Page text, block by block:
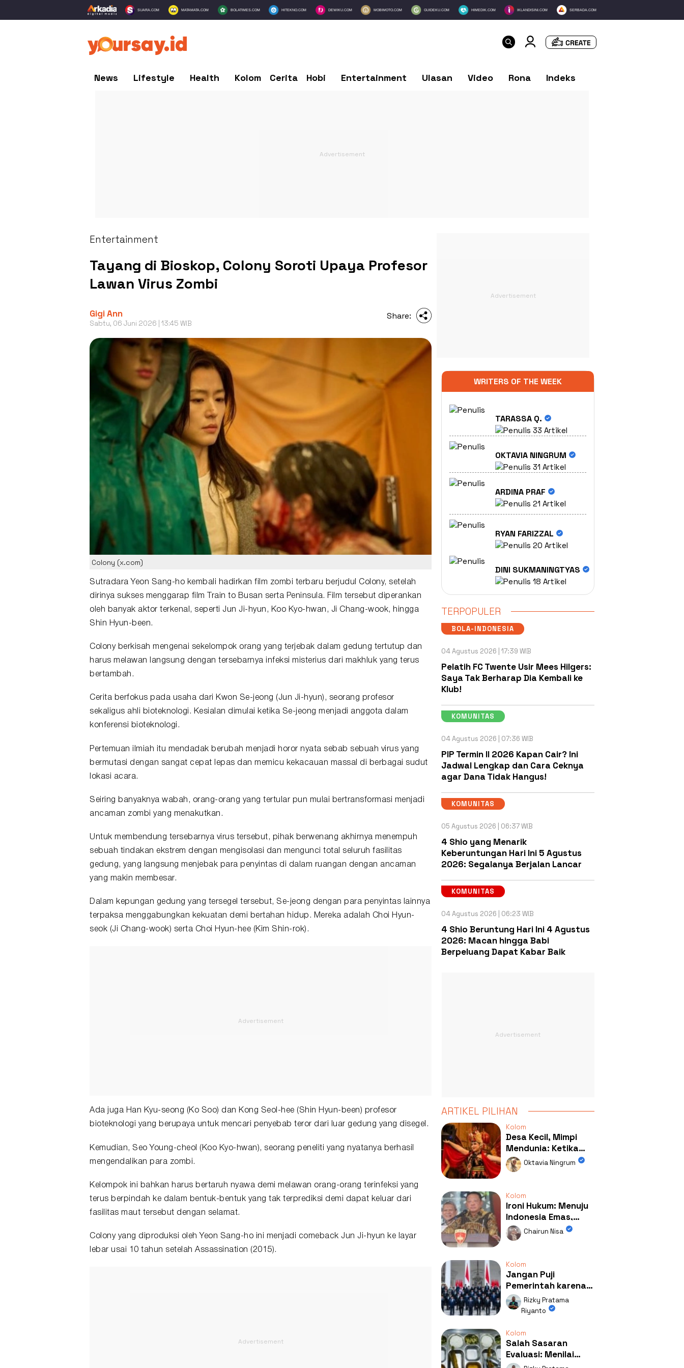
SUARA.COM MATAMATA.COM BOLATIMES.COM HITEKNO.COM DEWIKU.COM MOBIMOTO.COM GUIDEKU.COM HIMEDIK.COM IKLANDISINI.COM SERBADA.COM
News Lifestyle Health Kolom Cerita Hobi Entertainment Ulasan Video Rona Indeks
Entertainment
Tayang di Bioskop, Colony Soroti Upaya Profesor
Lawan Virus Zombi
Gigi Ann
Sabtu, 06 Juni 2026 | 13:45 WIB
Share:
Colony (x.com)
Sutradara Yeon Sang-ho kembali hadirkan film zombi terbaru berjudul Colony, setelah
dirinya sukses menggarap film Train to Busan serta Peninsula. Film tersebut diperankan
oleh banyak aktor terkenal, seperti Jun Ji-hyun, Koo Kyo-hwan, Ji Chang-wook, hingga
Shin Hyun-been.
Colony berkisah mengenai sekelompok orang yang terjebak dalam gedung tertutup dan
harus melawan langsung dengan tersebarnya infeksi misterius dari makhluk yang terus
bertambah.
Cerita berfokus pada usaha dari Kwon Se-jeong (Jun Ji-hyun), seorang profesor
sekaligus ahli bioteknologi. Kesialan dimulai ketika Se-jeong menjadi anggota dalam
konferensi bioteknologi.
Pertemuan ilmiah itu mendadak berubah menjadi horor nyata sebab sebuah virus yang
bermutasi dengan sangat cepat lepas dan memicu kekacauan massal di berbagai sudut
lokasi acara.
Seiring banyaknya wabah, orang-orang yang tertular pun mulai bertransformasi menjadi
ancaman zombi yang menakutkan.
Untuk membendung tersebarnya virus tersebut, pihak berwenang akhirnya menempuh
sebuah tindakan ekstrem dengan mengisolasi dan mengunci total seluruh fasilitas
gedung, yang langsung menjebak para penyintas di dalam ruangan dengan ancaman
yang makin membesar.
Dalam kepungan gedung yang tersegel tersebut, Se-jeong dengan para penyintas lainnya
terpaksa menggabungkan kekuatan demi bertahan hidup. Mereka adalah Choi Hyun-
seok (Ji Chang-wook) serta Choi Hyun-hee (Kim Shin-rok).
Ada juga Han Kyu-seong (Ko Soo) dan Kong Seol-hee (Shin Hyun-been) profesor
bioteknologi yang berupaya untuk mencari penyebab teror dari luar gedung yang disegel.
Kemudian, Seo Young-cheol (Koo Kyo-hwan), seorang peneliti yang nyatanya berhasil
mengendalikan para zombi.
Kelompok ini bahkan harus bertaruh nyawa demi melawan orang-orang terinfeksi yang
terus berpindah ke dalam bentuk-bentuk yang tak terprediksi demi dapat keluar dari
fasilitas maut tersebut dengan selamat.
Colony yang diproduksi oleh Yeon Sang-ho ini menjadi comeback Jun Ji-hyun ke layar
lebar usai 10 tahun setelah Assassination (2015).
WRITERS OF THE WEEK
TARASSA Q.
33 Artikel
OKTAVIA NINGRUM
31 Artikel
ARDINA PRAF
21 Artikel
RYAN FARIZZAL
20 Artikel
DINI SUKMANINGTYAS
18 Artikel
TERPOPULER
BOLA-INDONESIA
04 Agustus 2026 | 17:39 WIB
Pelatih FC Twente Usir Mees Hilgers:
Saya Tak Berharap Dia Kembali ke
Klub!
KOMUNITAS
04 Agustus 2026 | 07:36 WIB
PIP Termin II 2026 Kapan Cair? Ini
Jadwal Lengkap dan Cara Ceknya
agar Dana Tidak Hangus!
KOMUNITAS
05 Agustus 2026 | 06:37 WIB
4 Shio yang Menarik
Keberuntungan Hari Ini 5 Agustus
2026: Segalanya Berjalan Lancar
KOMUNITAS
04 Agustus 2026 | 06:23 WIB
4 Shio Beruntung Hari Ini 4 Agustus
2026: Macan hingga Babi
Berpeluang Dapat Kabar Baik
ARTIKEL PILIHAN
Kolom
Desa Kecil, Mimpi
Mendunia: Ketika
Kolaborasi
Mengubah Wajah
Oktavia Ningrum
Kolom
Ironi Hukum: Menuju
Indonesia Emas,
Ternyata Emasnya
Ada di Rumah Febrie!
Chairun Nisa
Kolom
Jangan Puji
Pemerintah karena
Kerja: Mengapa
Publik Begitu Mudah
Rizky Pratama
Riyanto
Kolom
Salah Sasaran
Evaluasi: Menilai
Program MBG Lewat